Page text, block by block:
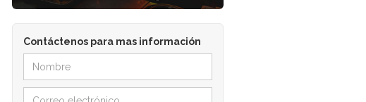
Contáctenos para mas información